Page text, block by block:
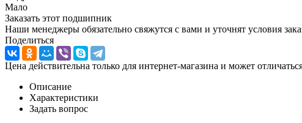
Мало
Заказать этот подшипник
Наши менеджеры обязательно свяжутся с вами и уточнят условия
Поделиться
Цена действительна только для интернет-магазина и может
Описание
Характеристики
Задать вопрос